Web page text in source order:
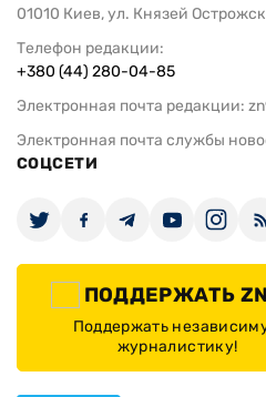
01010 Киев, ул. Князей
Телефон редакции:
+380 (44) 280-04-85
Электронная почта редакции:
Электронная почта службы
СОЦСЕТИ
ПОДДЕРЖАТЬ
Поддержать
журналистику!